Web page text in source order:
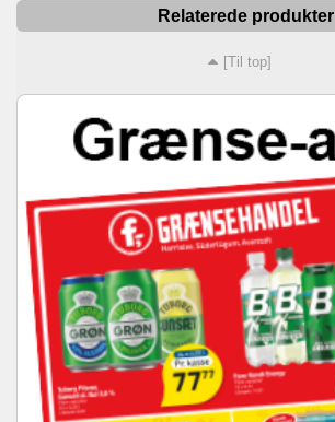
Relaterede produkter
[Til top]